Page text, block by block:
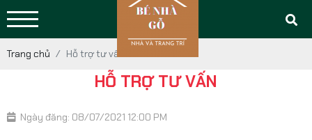
Trang chủ Hỗ trợ tư vấn
HỖ TRỢ TƯ VẤN
Ngày đăng: 08/07/2021 12:00 PM